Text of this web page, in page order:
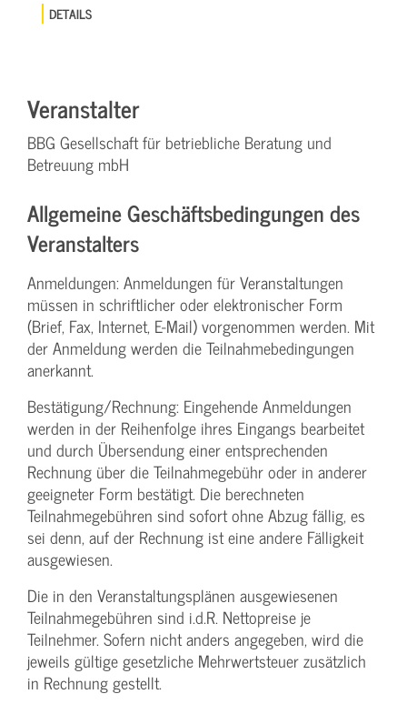
DETAILS
Veranstalter
BBG Gesellschaft für betriebliche Beratung und
Betreuung mbH
Allgemeine Geschäftsbedingungen des
Veranstalters
Anmeldungen: Anmeldungen für Veranstaltungen
müssen in schriftlicher oder elektronischer Form
(Brief, Fax, Internet, E-Mail) vorgenommen werden. Mit
der Anmeldung werden die Teilnahme­bedingungen
anerkannt.
Bestätigung­/Rechnung: Eingehende Anmeldungen
werden in der Reihenfolge ihres Eingangs bearbeitet
und durch Übersendung einer entsprechenden
Rechnung über die Teilnahmegebühr oder in anderer
geeigneter Form bestätigt. Die berechneten
Teilnahmegebühren sind sofort ohne Abzug fällig, es
sei denn, auf der Rechnung ist eine andere Fälligkeit
ausgewiesen.
Die in den Veranstaltungsplänen ausgewiesenen
Teilnahmegebühren sind i.d.R. Nettopreise je
Teilnehmer. Sofern nicht anders angegeben, wird die
jeweils gültige gesetzliche Mehrwertsteuer zusätzlich
in Rechnung gestellt.